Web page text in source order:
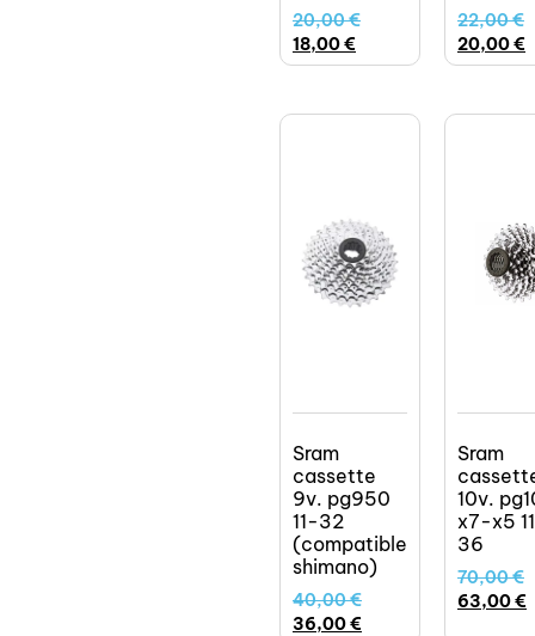
20,00€
18,00€
22,00€
20,00€
Sram
cassette
9v. pg950
11-32
(compatible
shimano)
40,00€
36,00€
Sram
10v.
x7-x5
36
70,00€
63,00€